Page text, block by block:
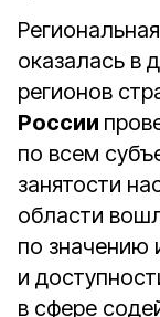
оказалась в
регионов
России
по всем
занятости
области
по значению
и
в сфере